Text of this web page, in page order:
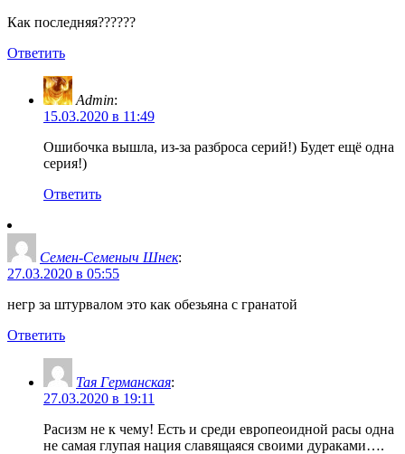
Как последняя??????
Ответить
Admin:
15.03.2020 в 11:49
Ошибочка вышла, из-за разброса серий!) Будет ещё одна
серия!)
Ответить
Семен-Семеныч Шнек:
27.03.2020 в 05:55
негр за штурвалом это как обезьяна с гранатой
Ответить
Тая Германская:
27.03.2020 в 19:11
Расизм не к чему! Есть и среди европеоидной расы одна
не самая глупая нация славящаяся своими дураками….